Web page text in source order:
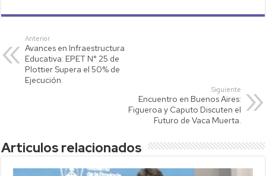
at
s
A
p
tt p
Li
nk
ail m
Anterior
Avances en Infraestructura
Educativa: EPET N° 25 de
Plottier Supera el 50% de
Ejecución.
Siguiente
Encuentro en Buenos Aires:
Figueroa y Caputo Discuten el
Futuro de Vaca Muerta.
Articulos relacionados